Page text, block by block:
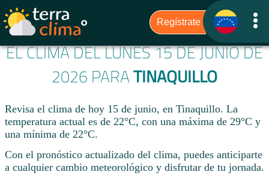
EL CLIMA DEL LUNES 15 DE JUNIO DE
2026 PARATINAQUILLO
Revisa el clima de hoy 15 de junio, en Tinaquillo. La
temperatura actual es de 22°C, con una máxima de 29°C y
una mínima de 22°C.​
Con el pronóstico actualizado del clima, puedes anticiparte
a cualquier cambio meteorológico y disfrutar de tu jornada.​